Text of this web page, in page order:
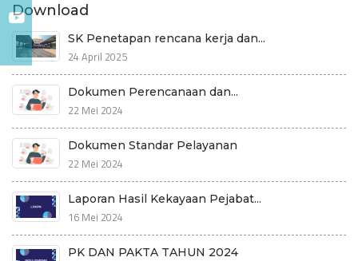
Download
SK Penetapan rencana kerja dan...
24 April 2025
Dokumen Perencanaan dan...
22 Mei 2024
Dokumen Standar Pelayanan
22 Mei 2024
Laporan Hasil Kekayaan Pejabat...
16 Mei 2024
PK DAN PAKTA TAHUN 2024